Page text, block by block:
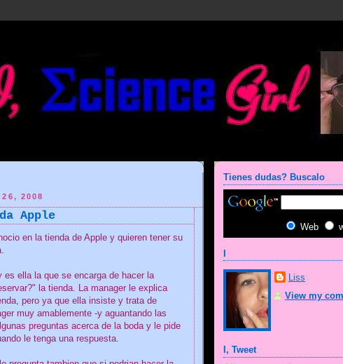
26, 2008
Apple
en la tienda de Apple y quieren tener su
es ella la que se encarga de hacer la
la tienda. La manager le explica
pero ya que ella insiste y trata de
muy amablemente -y aguantando las
preguntas acerca de la boda y le pide
le tenga una respuesta.
Tienes dudas? Buscalo
Web
Liss
View my
I, Tweet